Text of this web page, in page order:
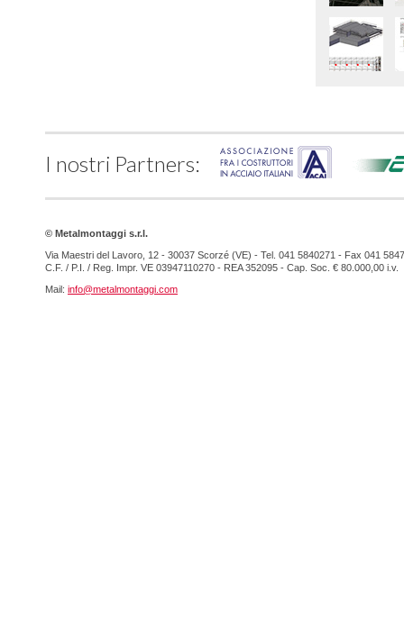
I nostri Partners:
© Metalmontaggi s.r.l.
Via Maestri del Lavoro, 12 - 30037 Scorzé (VE) - Tel. 041 5840271 - Fax 041
C.F. / P.I. / Reg. Impr. VE 03947110270 - REA 352095 - Cap. Soc. € 80.000,00 i.v.
Mail: info@metalmontaggi.com